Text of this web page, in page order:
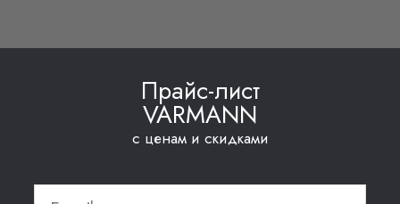
Прайс-лист
VARMANN
с ценам и скидками